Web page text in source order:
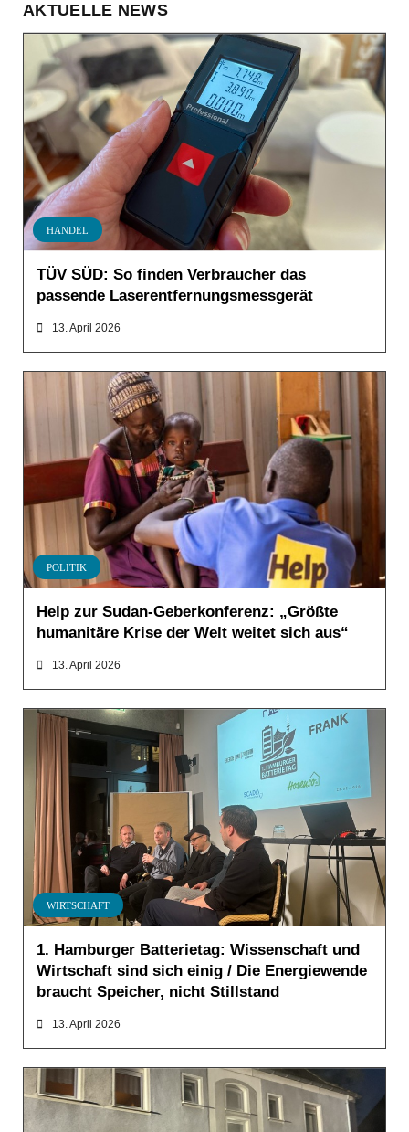
AKTUELLE NEWS
HANDEL
TÜV SÜD: So finden Verbraucher das
passende Laserentfernungsmessgerät
13. April 2026
POLITIK
Help zur Sudan-Geberkonferenz: „Größte
humanitäre Krise der Welt weitet sich aus“
13. April 2026
WIRTSCHAFT
1. Hamburger Batterietag: Wissenschaft und
Wirtschaft sind sich einig / Die Energiewende
braucht Speicher, nicht Stillstand
13. April 2026